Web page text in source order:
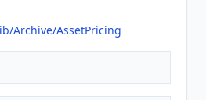
Archive/AssetPricing